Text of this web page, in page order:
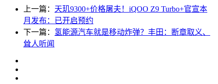
上一篇： 天玑9300+价格屠夫！iQOO Z9 Turbo+官宣本
月发布：已开启预约
下一篇： 氢能源汽车就是移动炸弹？丰田：断章取义、
耸人听闻